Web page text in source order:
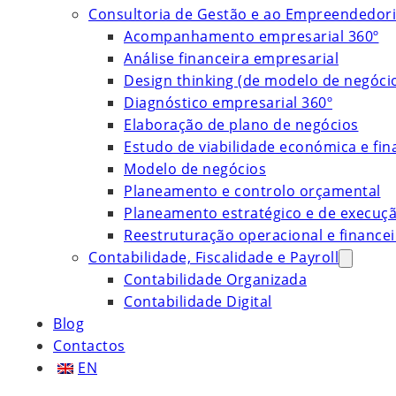
Consultoria de Gestão e ao
Acompanhamento empresarial 360º
Análise financeira empresarial
Design thinking (de modelo de
Diagnóstico empresarial 360º
Elaboração de plano de negócios
Estudo de viabilidade económica e
Modelo de negócios
Planeamento e controlo orçamental
Planeamento estratégico e de
Reestruturação operacional e
Contabilidade, Fiscalidade e Payroll
Contabilidade Organizada
Contabilidade Digital
Blog
Contactos
EN